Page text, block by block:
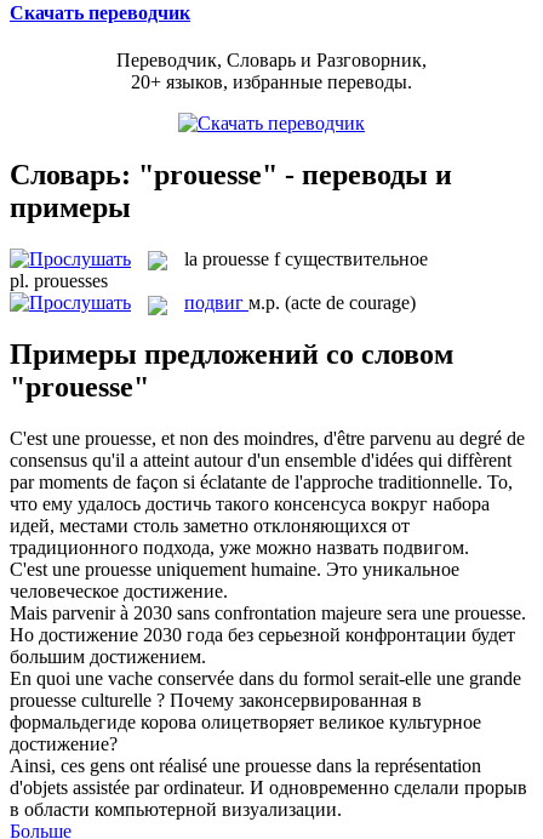
Скачать переводчик
Переводчик, Словарь и Разговорник,
20+ языков, избранные переводы.
Словарь: "prouesse" - переводы и
примеры
la prouesse f существительное
pl. prouesses
подвиг м.р. (acte de courage)
Примеры предложений со словом
"prouesse"
C'est une prouesse, et non des moindres, d'être parvenu au degré de
consensus qu'il a atteint autour d'un ensemble d'idées qui diffèrent
par moments de façon si éclatante de l'approche traditionnelle. То,
что ему удалось достичь такого консенсуса вокруг набора
идей, местами столь заметно отклоняющихся от
традиционного подхода, уже можно назвать подвигом.
C'est une prouesse uniquement humaine. Это уникальное
человеческое достижение.
Mais parvenir à 2030 sans confrontation majeure sera une prouesse.
Но достижение 2030 года без серьезной конфронтации будет
большим достижением.
En quoi une vache conservée dans du formol serait-elle une grande
prouesse culturelle ? Почему законсервированная в
формальдегиде корова олицетворяет великое культурное
достижение?
Ainsi, ces gens ont réalisé une prouesse dans la représentation
d'objets assistée par ordinateur. И одновременно сделали прорыв
в области компьютерной визуализации.
Больше